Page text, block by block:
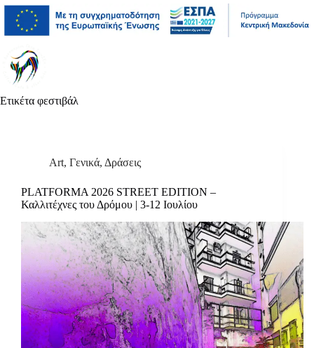
Μετάβαση
περιεχόμενο
Άλμα
γραμμή
Μετάβαση
περιεχόμενο
Ετικέτα φεστιβάλ
Art, Γενικά, Δράσεις
PLATFORMA 2026 STREET EDITION –
Καλλιτέχνες του Δρόμου | 3-12 Ιουλίου